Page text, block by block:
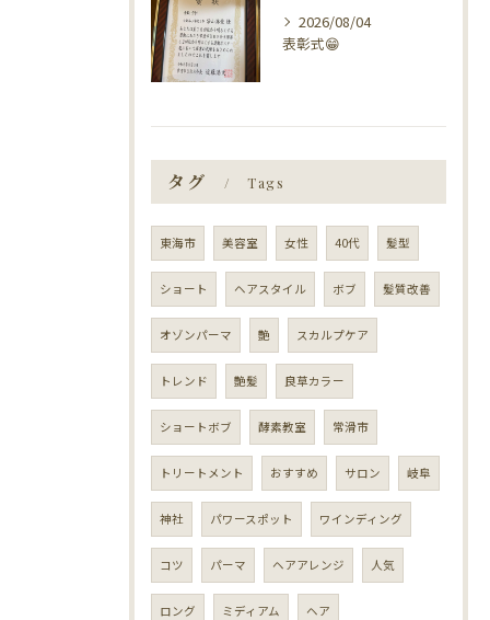
2026/08/04
表彰式😁
タグ Tags
東海市 美容室 女性 40代 髪型
ショート ヘアスタイル ボブ 髪質改善
オゾンパーマ 艶 スカルプケア
トレンド 艶髪 良草カラー
ショートボブ 酵素教室 常滑市
トリートメント おすすめ サロン 岐阜
神社 パワースポット ワインディング
コツ パーマ ヘアアレンジ 人気
ロング ミディアム ヘア